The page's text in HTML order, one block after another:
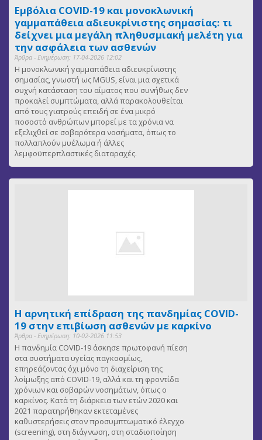
Εμβόλια COVID-19 και μονοκλωνική
γαμμαπάθεια αδιευκρίνιστης σημασίας: τι
δείχνει μια μεγάλη πληθυσμιακή μελέτη για
την ασφάλεια των ασθενών
Άρθρα - Ενημέρωση: 17-04-2026 12:02
Η μονοκλωνική γαμμαπάθεια αδιευκρίνιστης
σημασίας, γνωστή ως MGUS, είναι μια σχετικά
συχνή κατάσταση του αίματος που συνήθως δεν
προκαλεί συμπτώματα, αλλά παρακολουθείται
από τους γιατρούς επειδή σε ένα μικρό
ποσοστό ανθρώπων μπορεί με τα χρόνια να
εξελιχθεί σε σοβαρότερα νοσήματα, όπως το
πολλαπλούν μυέλωμα ή άλλες
λεμφοϋπερπλαστικές διαταραχές.
Η αρνητική επίδραση της πανδημίας COVID-
19 στην επιβίωση ασθενών με καρκίνο
Άρθρα - Ενημέρωση: 10-02-2026 11:53
Η πανδημία COVID-19 άσκησε πρωτοφανή πίεση
στα συστήματα υγείας παγκοσμίως,
επηρεάζοντας όχι μόνο τη διαχείριση της
λοίμωξης από COVID-19, αλλά και τη φροντίδα
χρόνιων και σοβαρών νοσημάτων, όπως ο
καρκίνος. Κατά τη διάρκεια των ετών 2020 και
2021 παρατηρήθηκαν εκτεταμένες
καθυστερήσεις στον προσυμπτωματικό έλεγχο
(screening), στη διάγνωση, στη σταδιοποίηση